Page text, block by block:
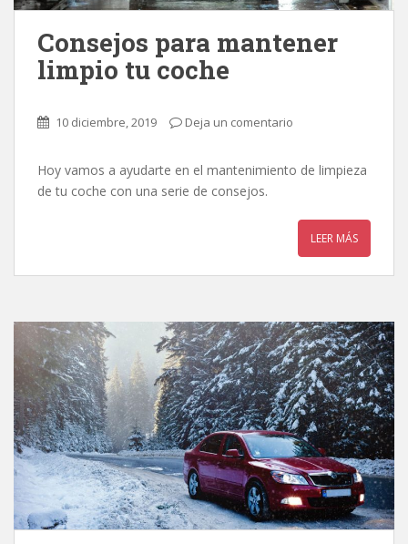
Consejos para mantener
limpio tu coche
10 diciembre, 2019 Deja un comentario
Hoy vamos a ayudarte en el mantenimiento de limpieza
de tu coche con una serie de consejos.
LEER MÁS